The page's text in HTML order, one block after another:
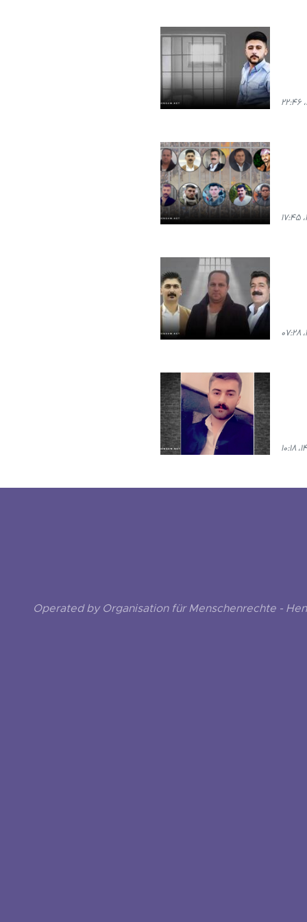
Operated by Organisation für Menschenrechte -